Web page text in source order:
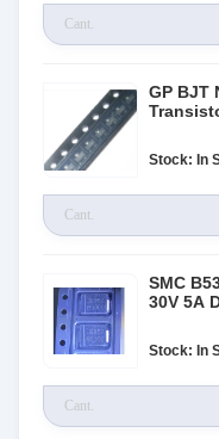
GP BJT
Stock: In
SMC
30V 5A
Stock: In